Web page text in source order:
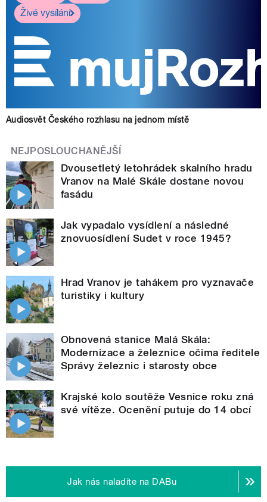
Živé vysílání
Audiosvět Českého rozhlasu na jednom místě
NEJPOSLOUCHANĚJŠÍ
Dvousetletý letohrádek skalního hradu
Vranov na Malé Skále dostane novou
fasádu
Jak vypadalo vysídlení a následné
znovuosídlení Sudet v roce 1945?
Hrad Vranov je tahákem pro vyznavače
turistiky i kultury
Obnovená stanice Malá Skála:
Modernizace a železnice očima ředitele
Správy železnic i starosty obce
Krajské kolo soutěže Vesnice roku zná
své vítěze. Ocenění putuje do 14 obcí
Jak nás naladíte na DABu